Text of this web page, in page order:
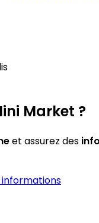
Market ?
et assurez des